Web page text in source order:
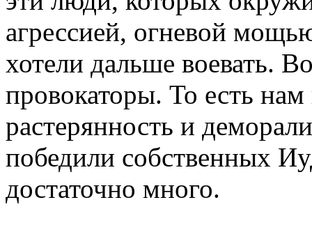
агрессией, огневой
хотели дальше воевать.
провокаторы. То есть
растерянность и
победили собственных
достаточно много.